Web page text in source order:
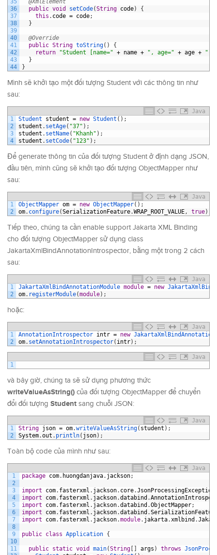
36
37
38
39
40
41
42
43
44
public void setCode(String code)
{
this . code = code;
}
@Override
public String toString( )
{
return
"Student [name=" + name + ", age=" + age +
",
}
}
Mình sẽ khởi tạo một đối tượng Student với các thông tin như
sau:
Java
1
2
3
4
Student student = new Student ( ) ;
student . setAge( "37" ) ;
student . setName( "Khanh" ) ;
student . setCode( "123" ) ;
Để generate thông tin của đối tượng Student ở định dạng JSON,
đầu tiên, mình cũng sẽ khởi tạo đối tượng ObjectMapper như
sau:
Java
1
2
ObjectMapper om = new ObjectMapper( ) ;
om. configure(SerializationFeature.WRAP_ROOT_VALUE , true)
Tiếp theo, chúng ta cần enable support Jakarta XML Binding
cho đối tượng ObjectMapper sử dụng class
JakartaXmlBindAnnotationIntrospector, bằng một trong 2 cách
sau:
Java
1
2
JakartaXmlBindAnnotationModule module = new
om. registerModule(module) ;
hoặc:
Java
1
2
AnnotationIntrospector intr = new
om. setAnnotationIntrospector( intr) ;
Java
1
và bây giờ, chúng ta sẽ sử dụng phương thức
writeValueAsString() của đối tượng ObjectMapper để chuyển
đổi đối tượng Student sang chuỗi JSON:
Java
1
2
String json = om.writeValueAsString( student ) ;
System.out . println( json) ;
Toàn bộ code của mình như sau:
Java
1
2
3
4
5
6
7
8
9
10
11
package com. huongdanjava. jackson;
import com. fasterxml . jackson. core.JsonProcessingException
import
com. fasterxml . jackson.databind .
import
com. fasterxml . jackson.databind .ObjectMapper;
import
com. fasterxml . jackson.databind .
import
com. fasterxml . jackson.module. jakarta. xmlbind .
public class Application {
public static void main(String [ ] args ) throws